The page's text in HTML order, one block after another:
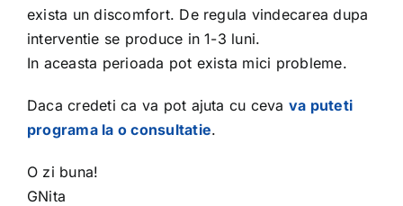
exista un discomfort. De regula vindecarea dupa
interventie se produce in 1-3 luni.
In aceasta perioada pot exista mici probleme.
Daca credeti ca va pot ajuta cu ceva va puteti
programa la o consultatie.
O zi buna!
GNita